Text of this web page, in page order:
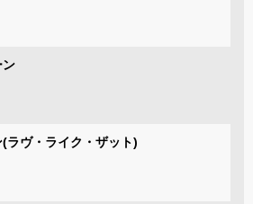
ン
ラヴ・ライク・ザット)